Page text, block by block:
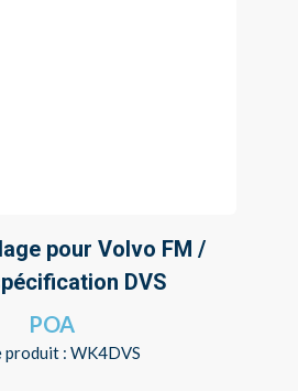
pour Volvo FM /
DVS
POA
produit : WK4DVS